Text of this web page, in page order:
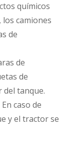
químicos
camiones
de
de
de
del tanque.
En caso de
y el tractor se